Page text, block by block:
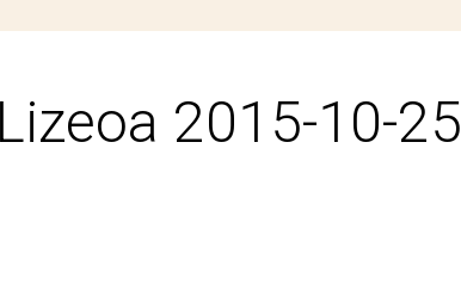
2015-10-25